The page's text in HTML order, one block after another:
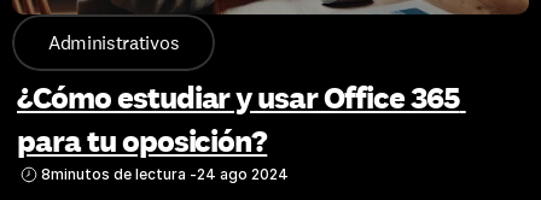
Administrativos
¿Cómo estudiar y usar Office 365
para tu oposición?
8minutos de lectura -24 ago 2024